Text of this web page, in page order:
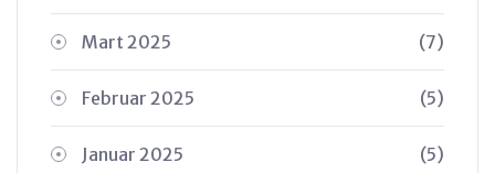
Mart 2025 (7)
Februar 2025 (5)
Januar 2025 (5)